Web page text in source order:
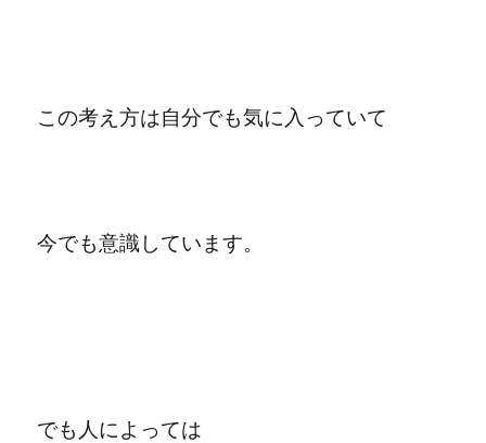
この考え方は自分でも気に入っていて
今でも意識しています。
でも人によっては